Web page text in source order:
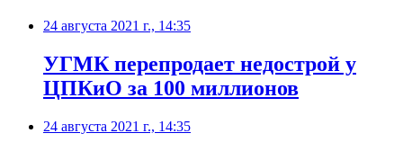
24 августа 2021 г., 14:35
​УГМК перепродает недострой у
ЦПКиО за 100 миллионов
24 августа 2021 г., 14:35